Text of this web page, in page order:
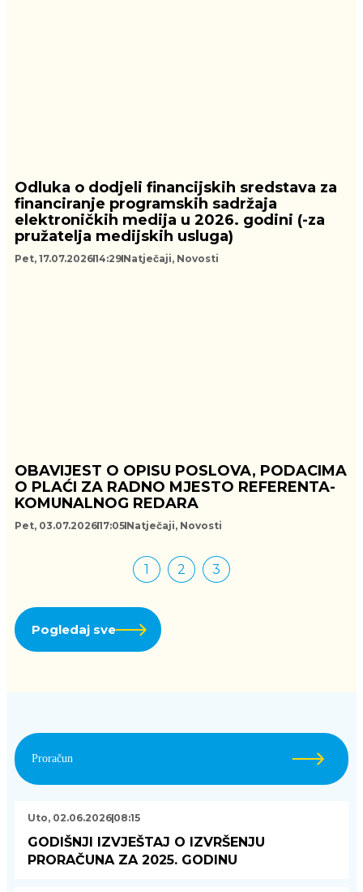
Odluka o dodjeli financijskih sredstava za
financiranje programskih sadržaja
elektroničkih medija u 2026. godini (-za
pružatelja medijskih usluga)
Pet, 17.07.202614:29 Natječaji, Novosti
OBAVIJEST O OPISU POSLOVA, PODACIMA
O PLAĆI ZA RADNO MJESTO REFERENTA-
KOMUNALNOG REDARA
Pet, 03.07.202617:05 Natječaji, Novosti
1 2 3
Pogledaj sve
Proračun
GODIŠNJI IZVJEŠTAJ O IZVRŠENJU
PRORAČUNA ZA 2025. GODINU
Uto, 02.06.2026 08:15